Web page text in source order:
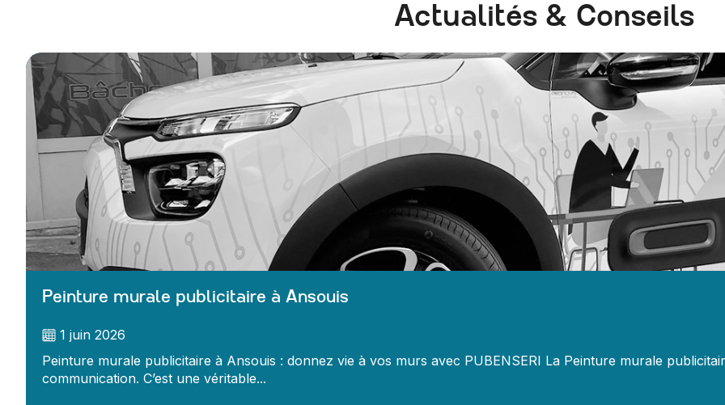
Actualités & Conseils
Peinture murale publicitaire à Ansouis
1 juin 2026
Peinture murale publicitaire à Ansouis : donnez vie à vos murs avec PUBENSERI La Peinture murale
communication. C’est une véritable...